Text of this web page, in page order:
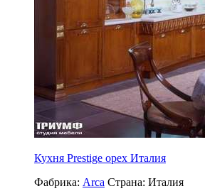
Кухня Prestige орех Италия
Фабрика: Arca Страна: Италия